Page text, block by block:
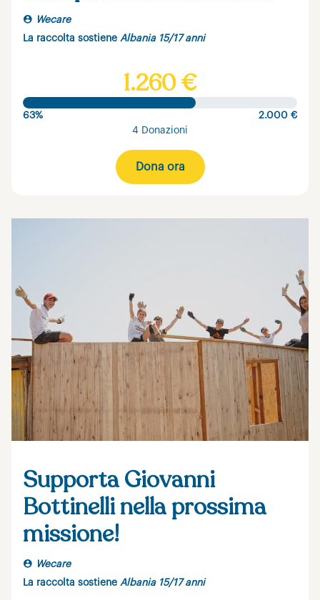
Wecare
La raccolta sostiene Albania 15/17 anni
1.260 €
63%
2.000 €
4 Donazioni
Dona ora
Supporta Giovanni
Bottinelli nella prossima
missione!
Wecare
La raccolta sostiene Albania 15/17 anni